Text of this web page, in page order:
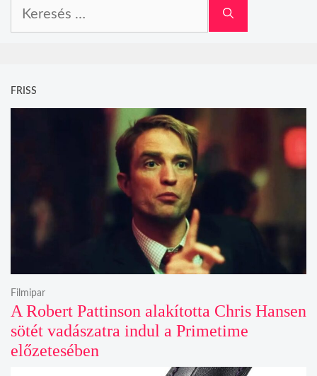
FRISS
A Robert Pattinson alakította Chris Hansen
sötét vadászatra indul a Primetime
előzetesében
Filmipar